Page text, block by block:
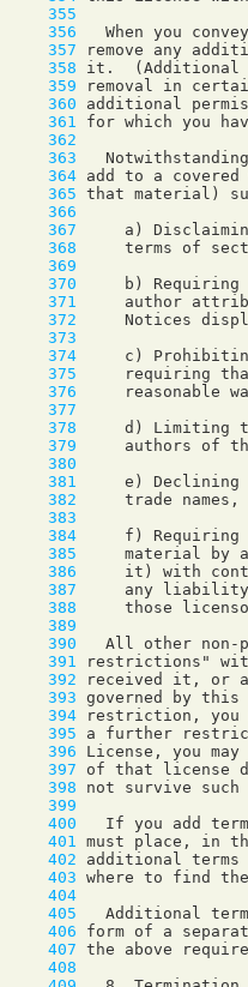
    355
    356
    357
    358
    359
    360
    361
    362
    363
    364
    365
    366
    367
    368
    369
    370
    371
    372
    373
    374
    375
    376
    377
    378
    379
    380
    381
    382
    383
    384
    385
    386
    387
    388
    389
    390
    391
    392
    393
    394
    395
    396
    397
    398
    399
    400
    401
    402
    403
    404
    405
    406
    407
    408